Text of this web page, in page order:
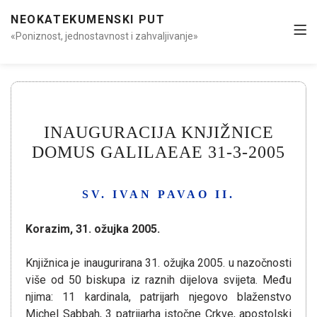
NEOKATEKUMENSKI PUT
«Poniznost, jednostavnost i zahvaljivanje»
INAUGURACIJA KNJIŽNICE
DOMUS GALILAEAE 31-3-2005
SV. IVAN PAVAO II.
Korazim, 31. ožujka 2005.
Knjižnica je inaugurirana 31. ožujka 2005. u nazočnosti
više od 50 biskupa iz raznih dijelova svijeta. Među
njima: 11 kardinala, patrijarh njegovo blaženstvo
Michel Sabbah, 3 patrijarha istočne Crkve, apostolski